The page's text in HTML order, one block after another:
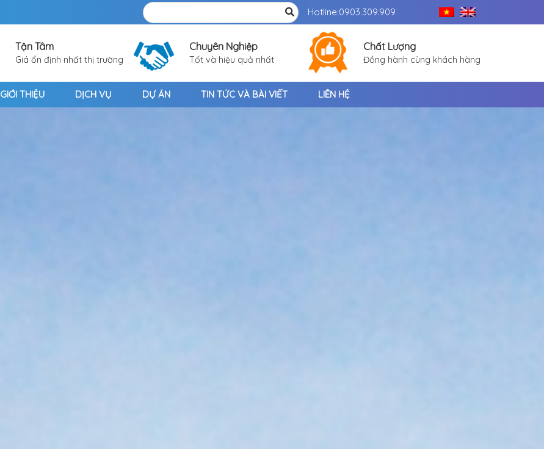
Hotline:0903.309.909
Tận Tâm
Giá ổn định nhất thị trường
Chuyên Nghiệp
Tốt và hiệu quả nhất
Chất Lượng
Đồng hành cùng khách hàng
GIỚI THIỆU DỊCH VỤ DỰ ÁN TIN TỨC VÀ BÀI VIẾT LIÊN HỆ